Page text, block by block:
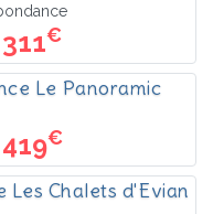
311€
Le Panoramic
419€
Les Chalets d'Evian